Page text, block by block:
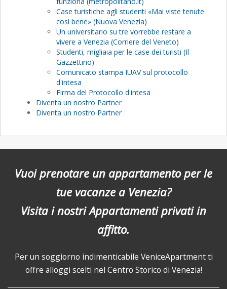
Case turistiche agli studenti «Mai viste tenute
così bene» (Nuova Venezia)
Un universitario su tre vorrebbe restare a
vivere a Venezia (Corriere del Veneto)
Studenti, migliaia per le case dei turisti (Il
Gazzettino)
Comunicato stampa IUAV sul protocollo
d'intesa
Firma del Protocollo d'intesa
Diventa un nostro Partner
Diventa un nostro Partner
Vuoi prenotare un appartamento per le
tue vacanze a Venezia?
Visita i nostri Appartamenti privati in
affitto.
Per un soggiorno indimenticabile VeniceApartment ti
offre alloggi scelti nel Centro Storico di Venezia!